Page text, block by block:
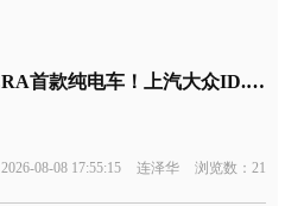
ID.ERA首款纯电车！上汽大众ID.ERA 5X官图发布
2026-08-08 17:55:15 连泽华 浏览数：21